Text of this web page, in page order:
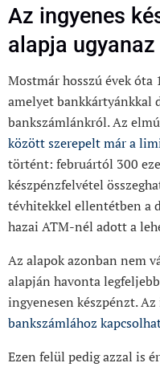
Az ingyenes
alapja ugyanaz
Mostmár hosszú évek óta
amelyet bankkártyánkkal
bankszámlánkról. Az
között szerepelt már a
történt: februártól 300
készpénzfelvétel
tévhitekkel ellentétben a
hazai ATM-nél adott a
Az alapok azonban nem
alapján havonta
ingyenesen készpénzt.
bankszámlához
Ezen felül pedig azzal is